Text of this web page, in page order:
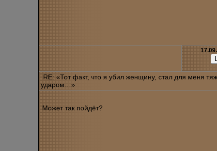
RE: «Тот факт, что я убил женщину, стал для меня
ударом…»
Может так пойдёт?